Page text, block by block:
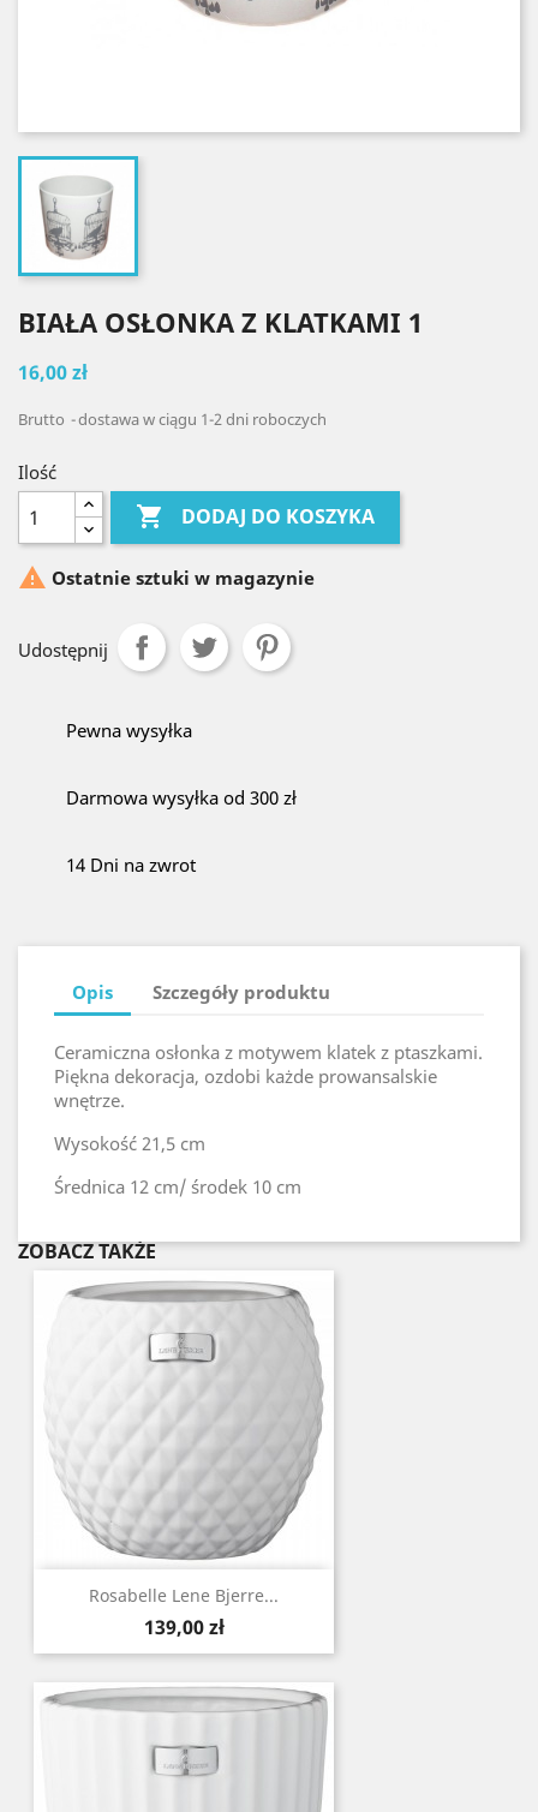
BIAŁA OSŁONKA Z KLATKAMI 1
16,00 zł
Brutto dostawa w ciągu 1-2 dni roboczych
Ilość
 DODAJ DO KOSZYKA
 Ostatnie sztuki w magazynie
Udostępnij
Pewna wysyłka
Darmowa wysyłka od 300 zł
14 Dni na zwrot
Opis Szczegóły produktu
Ceramiczna osłonka z motywem klatek z ptaszkami.
Piękna dekoracja, ozdobi każde prowansalskie
wnętrze.
Wysokość 21,5 cm
Średnica 12 cm/ środek 10 cm
ZOBACZ TAKŻE
Rosabelle Lene Bjerre...
Cena
139,00 zł